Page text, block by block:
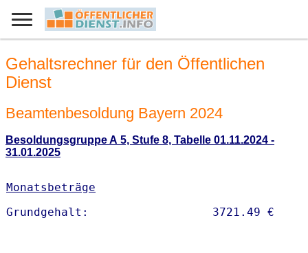
Gehaltsrechner für den Öffentlichen
Dienst
Beamtenbesoldung Bayern 2024
Besoldungsgruppe A 5, Stufe 8, Tabelle 01.11.2024 -
31.01.2025
Monatsbeträge